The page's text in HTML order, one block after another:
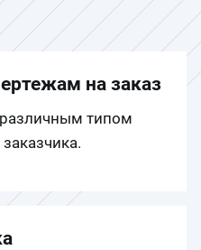
на заказ
типом